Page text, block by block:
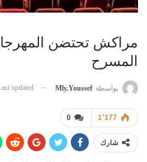
مراكش تحتضن
المسرح
بواسطة Mly.youssef
updated
0 1٬177
شارك